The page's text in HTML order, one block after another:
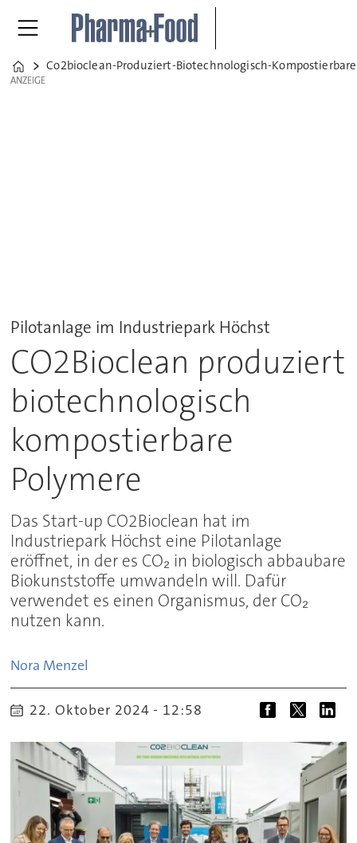
Home
Co2bioclean-Produziert-Biotechnologisch-
ANZEIGE
ANZEIGE
Pilotanlage im Industriepark Höchst
CO2Bioclean produziert
biotechnologisch
kompostierbare
Polymere
Das Start-up CO2Bioclean hat im
Industriepark Höchst eine Pilotanlage
eröffnet, in der es CO₂ in biologisch abbaubare
Biokunststoffe umwandeln will. Dafür
verwendet es einen Organismus, der CO₂
nutzen kann.
Nora Menzel
22. Oktober 2024 - 12:58